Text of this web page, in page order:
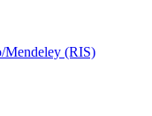
Mendeley (RIS)